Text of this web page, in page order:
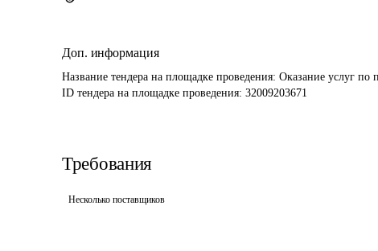
Доп. информация
Название тендера на площадке проведения: Оказание услуг по
ID тендера на площадке проведения: 32009203671
Требования
Несколько поставщиков